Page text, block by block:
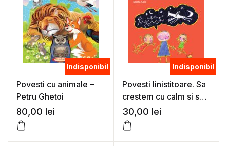
Indisponibil
Povesti cu animale –
Petru Ghetoi
80,00 lei
Indisponibil
Povesti linistitoare. Sa
crestem cu calm si sa
invatam sa depasim
dificultatile – Marta
Sala
30,00 lei